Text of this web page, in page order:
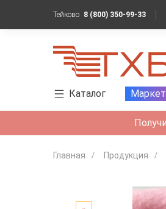
Тейково 8 (800) 350-99-33
Каталог
Главная Продукция